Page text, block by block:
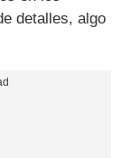
detalles, algo